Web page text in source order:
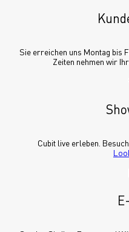
Sie erreichen uns Montag bis
Zeiten nehmen wir
Cubit live erleben.